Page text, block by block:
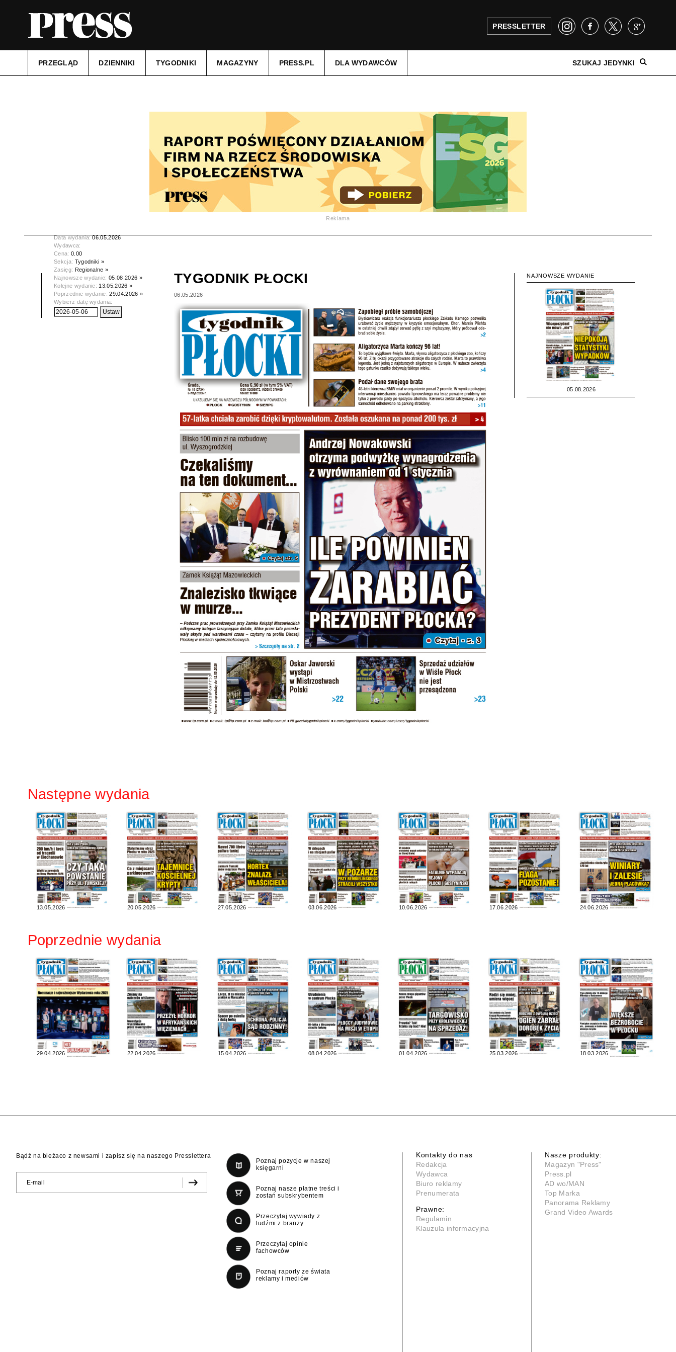
PRESSLETTER
PRZEGLĄD DZIENNIKI TYGODNIKI MAGAZYNY PRESS.PL DLA WYDAWCÓW SZUKAJ JEDYNKI
Reklama
Data wydania:06.05.2026
Wydawca:
Cena: 0.00
Sekcja: Tygodniki »
Zasięg: Regionalne »
Najnowsze wydanie:05.08.2026 »
Kolejne wydanie: 13.05.2026 »
Poprzednie wydanie:29.04.2026 »
Wybierz datę wydania:
TYGODNIK PŁOCKI
06.05.2026
NAJNOWSZE WYDANIE
05.08.2026
Następne wydania
13.05.2026 20.05.2026 27.05.2026 03.06.2026 10.06.2026 17.06.2026 24.06.2026
Poprzednie wydania
29.04.2026 22.04.2026 15.04.2026 08.04.2026 01.04.2026 25.03.2026 18.03.2026
Bądź na bieżaco z newsami i zapisz się na naszego Presslettera
Poznaj pozycje w naszej
księgarni
Poznaj nasze płatne treści i
zostań subskrybentem
Przeczytaj wywiady z
ludźmi z branży
Przeczytaj opinie
fachowców
Poznaj raporty ze świata
reklamy i mediów
Kontakty do nas
Redakcja
Wydawca
Biuro reklamy
Prenumerata
Prawne:
Regulamin
Klauzula informacyjna
Nasze produkty:
Magazyn "Press"
Press.pl
AD wo/MAN
Top Marka
Panorama Reklamy
Grand Video Awards